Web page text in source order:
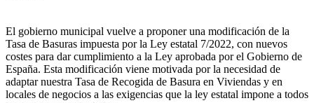
El gobierno municipal vuelve a proponer una modificación de la
Tasa de Basuras impuesta por la Ley estatal 7/2022, con nuevos
costes para dar cumplimiento a la Ley aprobada por el Gobierno de
España. Esta modificación viene motivada por la necesidad de
adaptar nuestra Tasa de Recogida de Basura en Viviendas y en
locales de negocios a las exigencias que la ley estatal impone a todos